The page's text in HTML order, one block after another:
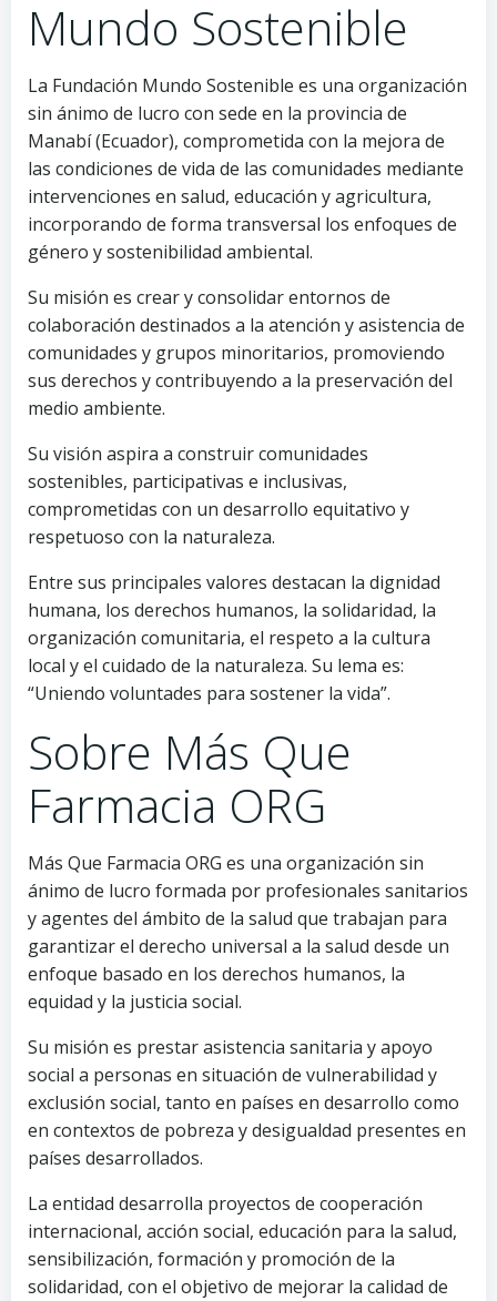
Mundo Sostenible
La Fundación Mundo Sostenible es una organización
sin ánimo de lucro con sede en la provincia de
Manabí (Ecuador), comprometida con la mejora de
las condiciones de vida de las comunidades mediante
intervenciones en salud, educación y agricultura,
incorporando de forma transversal los enfoques de
género y sostenibilidad ambiental.
Su misión es crear y consolidar entornos de
colaboración destinados a la atención y asistencia de
comunidades y grupos minoritarios, promoviendo
sus derechos y contribuyendo a la preservación del
medio ambiente.
Su visión aspira a construir comunidades
sostenibles, participativas e inclusivas,
comprometidas con un desarrollo equitativo y
respetuoso con la naturaleza.
Entre sus principales valores destacan la dignidad
humana, los derechos humanos, la solidaridad, la
organización comunitaria, el respeto a la cultura
local y el cuidado de la naturaleza. Su lema es:
“Uniendo voluntades para sostener la vida”.
Sobre Más Que
Farmacia ORG
Más Que Farmacia ORG es una organización sin
ánimo de lucro formada por profesionales sanitarios
y agentes del ámbito de la salud que trabajan para
garantizar el derecho universal a la salud desde un
enfoque basado en los derechos humanos, la
equidad y la justicia social.
Su misión es prestar asistencia sanitaria y apoyo
social a personas en situación de vulnerabilidad y
exclusión social, tanto en países en desarrollo como
en contextos de pobreza y desigualdad presentes en
países desarrollados.
La entidad desarrolla proyectos de cooperación
internacional, acción social, educación para la salud,
sensibilización, formación y promoción de la
solidaridad, con el objetivo de mejorar la calidad de